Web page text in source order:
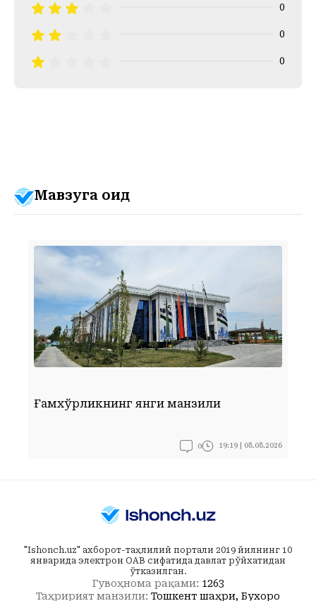
0
0
0
Мавзуга оид
Ғамхўрликнинг янги манзили
0 19:19 | 08.08.2026
"Ishonch.uz" ахборот-таҳлилий портали 2019 йилнинг 10
январида электрон ОАВ сифатида давлат рўйхатидан
ўтказилган.
Гувоҳнома рақами: 1263
Таҳририят манзили: Тошкент шаҳри, Бухоро